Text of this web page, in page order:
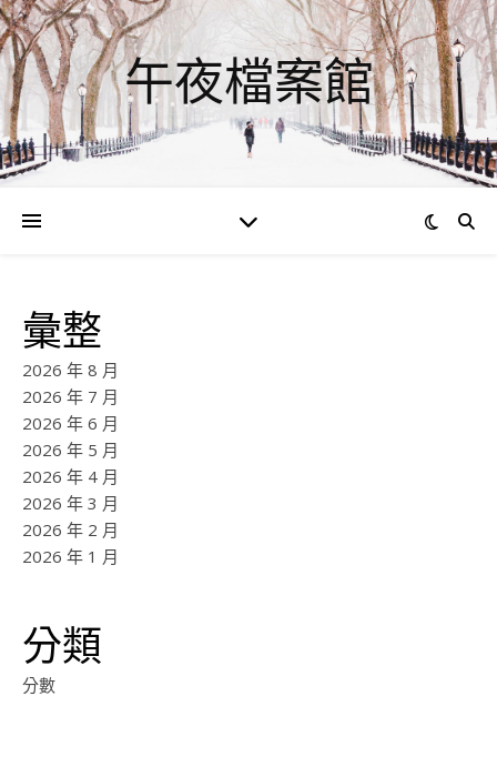
午夜檔案館
彙整
2026 年 8 月
2026 年 7 月
2026 年 6 月
2026 年 5 月
2026 年 4 月
2026 年 3 月
2026 年 2 月
2026 年 1 月
分類
分數